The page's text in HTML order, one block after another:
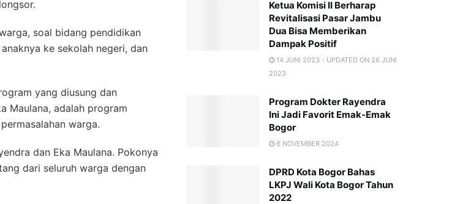
soal bidang pendidikan
ke sekolah negeri, dan
yang diusung dan
Maulana, adalah program
warga.
dan Eka Maulana. Pokonya
dari seluruh warga dengan
Ketua Komisi II Berharap
Revitalisasi Pasar Jambu
Dua Bisa Memberikan
Dampak Positif
14 JUNI 2023 - UPDATED ON 26 JUNI
2023
Program Dokter Rayendra
Ini Jadi Favorit Emak-Emak
Bogor
6 NOVEMBER 2024
DPRD Kota Bogor Bahas
LKPJ Wali Kota Bogor Tahun
2022